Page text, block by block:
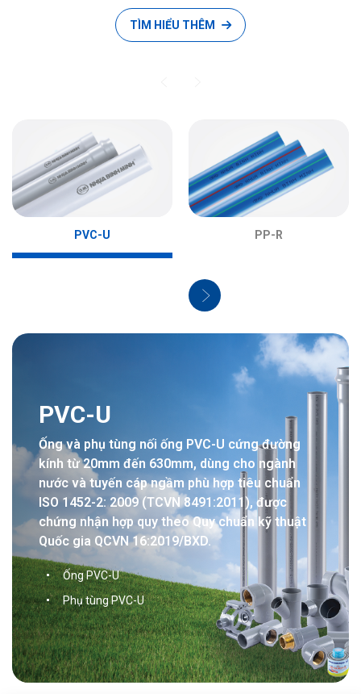
TÌM HIỂU THÊM
PVC-U PP-R
PVC-U
Ống và phụ tùng nối ống PVC-U cứng đường
kính từ 20mm đến 630mm, dùng cho ngành
nước và tuyến cáp ngầm phù hợp tiêu chuẩn
ISO 1452-2: 2009 (TCVN 8491:2011), được
chứng nhận hợp quy theo Quy chuẩn kỹ thuật
Quốc gia QCVN 16:2019/BXD.
Ống PVC-U
Phụ tùng PVC-U